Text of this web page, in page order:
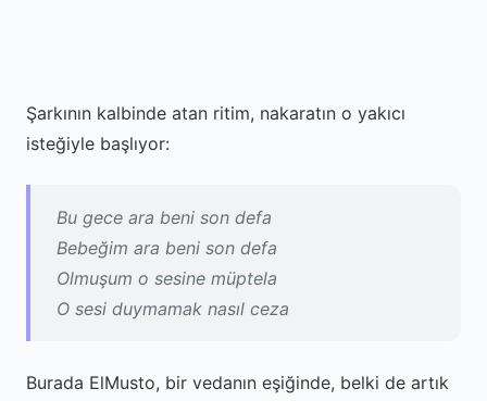
Şarkının kalbinde atan ritim, nakaratın o yakıcı
isteğiyle başlıyor:
Bu gece ara beni son defa
Bebeğim ara beni son defa
Olmuşum o sesine müptela
O sesi duymamak nasıl ceza
Burada ElMusto, bir vedanın eşiğinde, belki de artık